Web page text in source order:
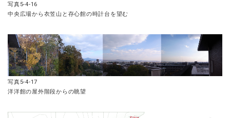
写真5-4-16
中央広場から衣笠山と存心館の時計台を望む
写真5-4-17
洋洋館の屋外階段からの眺望